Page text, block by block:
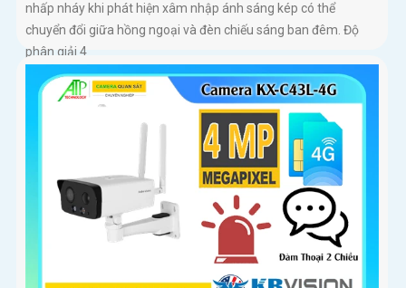
nhấp nháy khi phát hiện xâm nhập ánh sáng kép có thể
chuyển đổi giữa hồng ngoại và đèn chiếu sáng ban đêm. Độ
phân giải 4